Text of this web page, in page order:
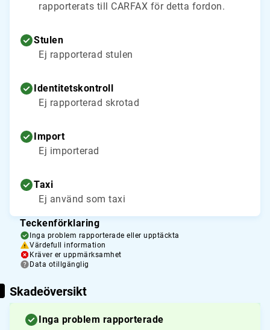
rapporterats till CARFAX för detta fordon.
Stulen
Ej rapporterad stulen
Identitetskontroll
Ej rapporterad skrotad
Import
Ej importerad
Taxi
Ej använd som taxi
Teckenförklaring
Inga problem rapporterade eller upptäckta
Värdefull information
Kräver er uppmärksamhet
Data otillgänglig
Skadeöversikt
Inga problem rapporterade